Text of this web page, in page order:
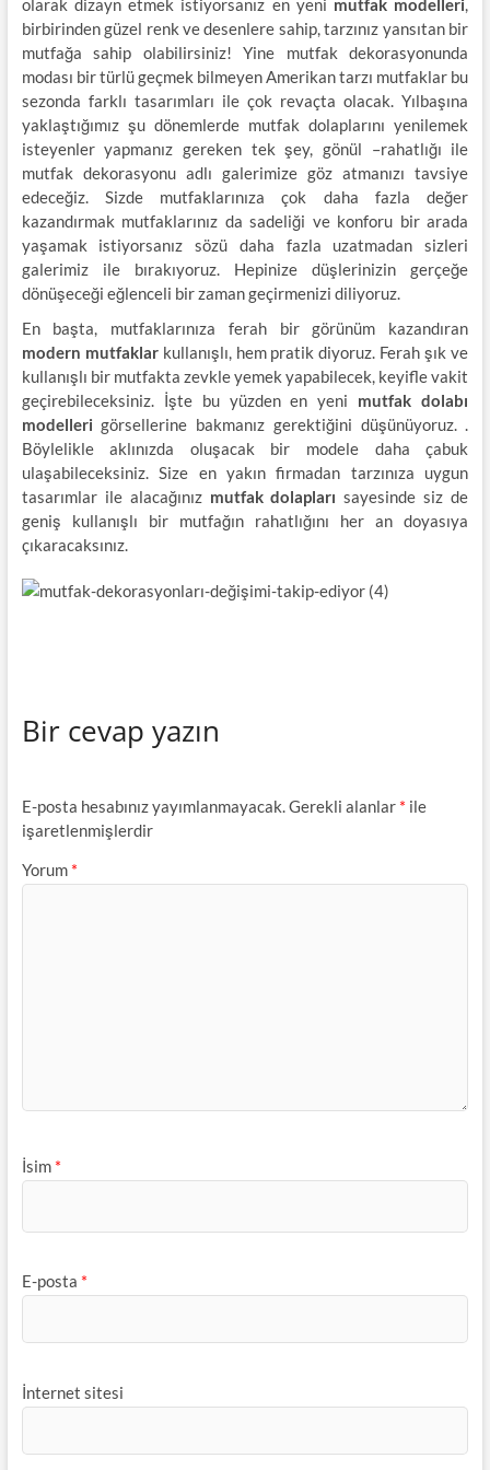
olarak dizayn etmek istiyorsanız en yeni mutfak modelleri,
birbirinden güzel renk ve desenlere sahip, tarzınız yansıtan bir
mutfağa sahip olabilirsiniz! Yine mutfak dekorasyonunda
modası bir türlü geçmek bilmeyen Amerikan tarzı mutfaklar bu
sezonda farklı tasarımları ile çok revaçta olacak. Yılbaşına
yaklaştığımız şu dönemlerde mutfak dolaplarını yenilemek
isteyenler yapmanız gereken tek şey, gönül –rahatlığı ile
mutfak dekorasyonu adlı galerimize göz atmanızı tavsiye
edeceğiz. Sizde mutfaklarınıza çok daha fazla değer
kazandırmak mutfaklarınız da sadeliği ve konforu bir arada
yaşamak istiyorsanız sözü daha fazla uzatmadan sizleri
galerimiz ile bırakıyoruz. Hepinize düşlerinizin gerçeğe
dönüşeceği eğlenceli bir zaman geçirmenizi diliyoruz.
En başta, mutfaklarınıza ferah bir görünüm kazandıran
modern mutfaklarkullanışlı, hem pratik diyoruz. Ferah şık ve
kullanışlı bir mutfakta zevkle yemek yapabilecek, keyifle vakit
geçirebileceksiniz. İşte bu yüzden en yeni mutfak dolabı
modelleri görsellerine bakmanız gerektiğini düşünüyoruz. .
Böylelikle aklınızda oluşacak bir modele daha çabuk
ulaşabileceksiniz. Size en yakın firmadan tarzınıza uygun
tasarımlar ile alacağınız mutfak dolapları sayesinde siz de
geniş kullanışlı bir mutfağın rahatlığını her an doyasıya
çıkaracaksınız.
Bir cevap yazın
E-posta hesabınız yayımlanmayacak.Gerekli alanlar * ile
işaretlenmişlerdir
Yorum *
İsim *
E-posta *
İnternet sitesi